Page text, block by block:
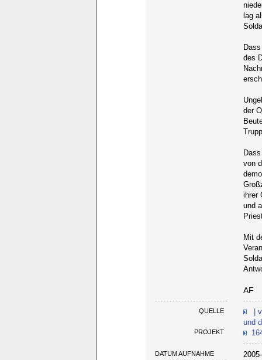
lag
des
der
von
ihrer
und
Mit
AF
QUELLE
|
und
PROJEKT
DATUM AUFNAHME